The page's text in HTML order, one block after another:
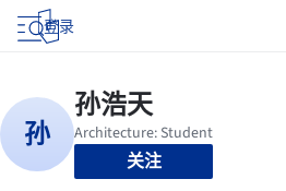
登录
关注